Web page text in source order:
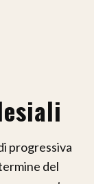
progressiva
del